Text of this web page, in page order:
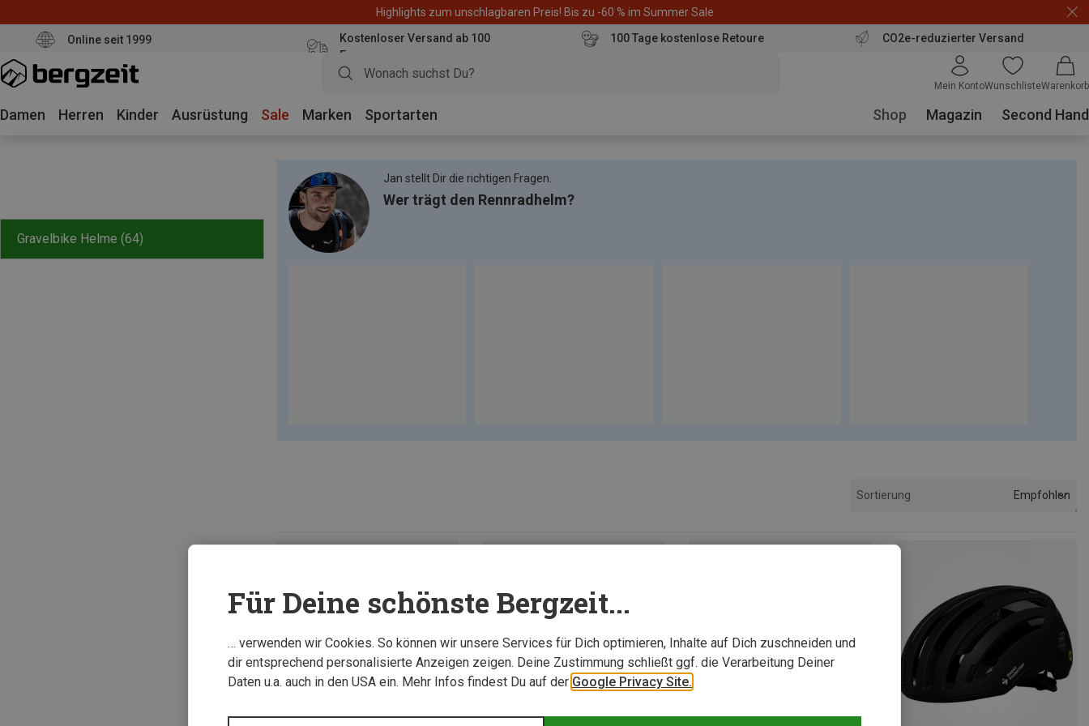
Highlights zum unschlagbaren Preis! Bis zu -60 % im Summer Sale
Online seit 1999
Kostenloser Versand ab 100
Euro
100 Tage kostenlose Retoure CO2e-reduzierter Versand
Mein KontoWunschlisteWarenkorb
Damen Herren Kinder Ausrüstung Sale Marken Sportarten Shop Magazin Second Hand
Gravelbike Helme (64)
Jan stellt Dir die richtigen Fragen.
Wer trägt den Rennradhelm?
Sortierung Empfohlen
Für Deine schönste Bergzeit...
… verwenden wir Cookies. So können wir unsere Services für Dich optimieren, Inhalte auf Dich zuschneiden und
dir entsprechend personalisierte Anzeigen zeigen. Deine Zustimmung schließt ggf. die Verarbeitung Deiner
Daten u.a. auch in den USA ein. Mehr Infos findest Du auf der Google Privacy Site.